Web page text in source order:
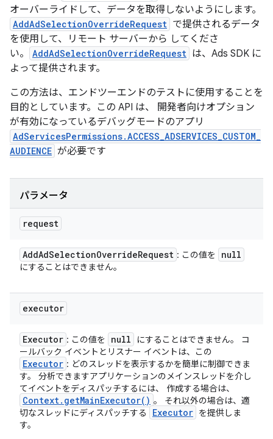
オーバーライドして、データを取得しないようにします。
AddAdSelectionOverrideRequest で提供されるデータ
を使用して、リモート サーバーから してくださ
い。
AddAdSelectionOverrideRequest は、Ads SDK に
よって提供されます。
この方法は、エンドツーエンドのテストに使用することを
目的としています。この API は、 開発者向けオプション
が有効になっているデバッグモードのアプリ
AdServicesPermissions.ACCESS_ADSERVICES_CUSTOM_
AUDIENCE が必要です
パラメータ
request
AddAdSelectionOverrideRequest : この値を null
にすることはできません。
executor
Executor : この値を null
にすることはできません。 コ
ールバック イベントとリスナー イベントは、この
Executor : どのスレッドを表示するかを簡単に制御できま
す。 分析できますアプリケーションのメインスレッドを介し
てイベントをディスパッチするには、 作成する場合は、
Context. getMainExecutor( ) 。 それ以外の場合は、適
切なスレッドにディスパッチする
Executor を提供しま
す。